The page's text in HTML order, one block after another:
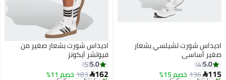
اديداس شورت تشيلسي بشعار
صغير أساسي
5.0
4
115
136 خصم 15%
اديداس شورت بشعار صغير من
فيوتشر آيكونز
5.0
5
162
183 خصم 11%